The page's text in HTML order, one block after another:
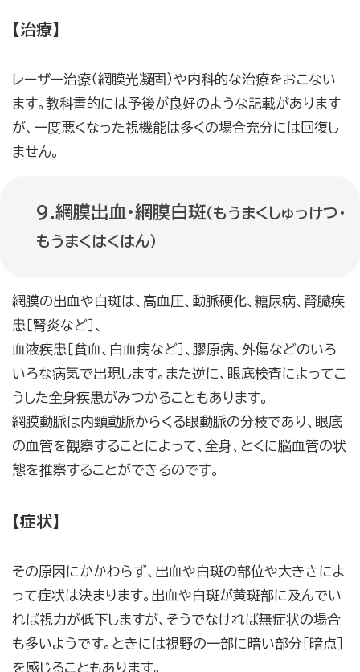
【治療】
レーザー治療（網膜光凝固）や内科的な治療をおこない
ます。教科書的には予後が良好のような記載があります
が、一度悪くなった視機能は多くの場合充分には回復し
ません。
9.網膜出血・網膜白斑（もうまくしゅっけつ・
もうまくはくはん）
網膜の出血や白斑は、高血圧、動脈硬化、糖尿病、腎臓疾
患［腎炎など］、
血液疾患［貧血、白血病など］、膠原病、外傷などのいろ
いろな病気で出現します。また逆に、眼底検査によってこ
うした全身疾患がみつかることもあります。
網膜動脈は内頸動脈からくる眼動脈の分枝であり、眼底
の血管を観察することによって、全身、とくに脳血管の状
態を推察することができるのです。
【症状】
その原因にかかわらず、出血や白斑の部位や大きさによ
って症状は決まります。出血や白斑が黄斑部に及んでい
れば視力が低下しますが、そうでなければ無症状の場合
も多いようです。ときには視野の一部に暗い部分［暗点］
を感じることもあります。